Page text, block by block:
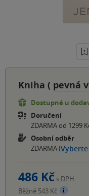
Kniha ( pevná
Dostupné u
Doručení
ZDARMA od 1299
Osobní odběr
ZDARMA (
486 Kč s DPH
Běžně 543 Kč